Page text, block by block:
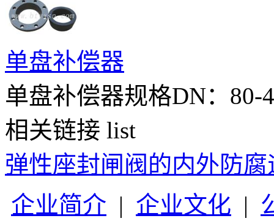
单盘补偿器
单盘补偿器规格DN：80-
相关链接 list
弹性座封闸阀的内外防腐
企业简介 | 企业文化 |